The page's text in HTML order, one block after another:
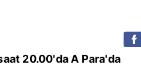
20.00'da A Para'da